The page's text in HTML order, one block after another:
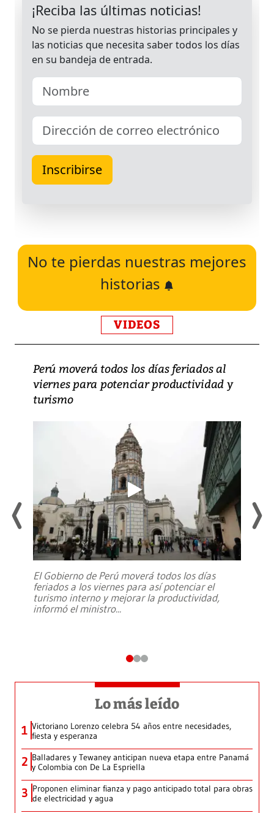
No te pierdas nuestras mejores
historias
VIDEOS
Perú moverá todos los días feriados al
viernes para potenciar productividad y
turismo
El Gobierno de Perú moverá todos los días
feriados a los viernes para así potenciar el
turismo interno y mejorar la productividad,
informó el ministro...
Lo más leído
1 Victoriano Lorenzo celebra 54 años entre necesidades,
fiesta y esperanza
2 Balladares y Tewaney anticipan nueva etapa entre Panamá
y Colombia con De La Espriella
3 Proponen eliminar fianza y pago anticipado total para obras
de electricidad y agua